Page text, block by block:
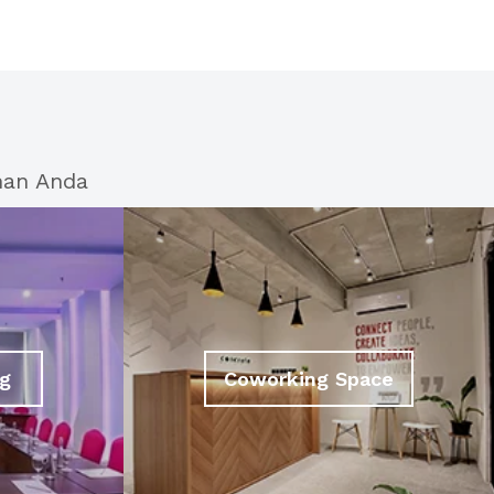
Anda
Coworking Space